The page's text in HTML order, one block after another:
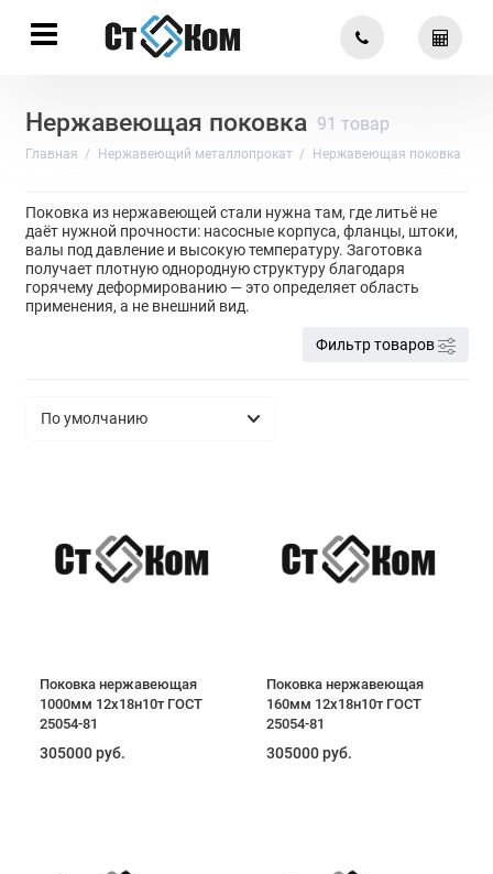
Нержавеющая поковка 91 товар
Главная Нержавеющий металлопрокат Нержавеющая поковка
Поковка из нержавеющей стали нужна там, где литьё не
даёт нужной прочности: насосные корпуса, фланцы, штоки,
валы под давление и высокую температуру. Заготовка
получает плотную однородную структуру благодаря
горячему деформированию — это определяет область
применения, а не внешний вид.
Фильтр товаров
Поковка нержавеющая
1000мм 12х18н10т ГОСТ
25054-81
305000 руб.
Поковка нержавеющая
160мм 12х18н10т ГОСТ
25054-81
305000 руб.